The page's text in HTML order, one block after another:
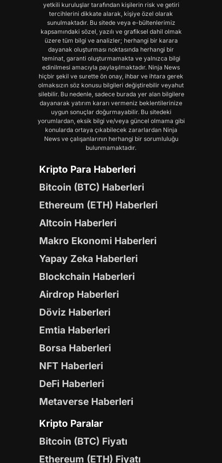
yetkili kuruluşlar tarafından kişilerin risk ve getiri
tercihlerini dikkate alarak, kişiye özel olarak
sunulmaktadır. Bu sitede veya e-bültenlerimiz
kapsamındaki sözel, yazılı ve grafiksel dahil olmak
üzere tüm bilgi ve analizler; herhangi bir karara
dayanak oluşturması noktasında herhangi bir
teminat, garanti oluşturmamakta ve yalnızca bilgi
edinilmesi amacıyla paylaşılmaktadır. Ninja News
hiçbir şekil ve surette ön onay, ihbar ve ihtara gerek
olmaksızın söz konusu bilgileri değiştirebilir veyahut
silebilir. Bu nedenle, sadece burada yer alan bilgilere
dayanarak yatırım kararı vermeniz beklentilerinize
uygun sonuçlar doğurmayabilir. Bu sitedeki
yorumlardan, eksik bilgi ve/veya güncel olmama gibi
konularda ortaya çıkabilecek zararlardan Ninja
News ve çalışanlarının herhangi bir sorumluluğu
bulunmamaktadır.
Kripto Para Haberleri
Bitcoin (BTC) Haberleri
Ethereum (ETH) Haberleri
Altcoin Haberleri
Makro Ekonomi Haberleri
Yapay Zeka Haberleri
Blockchain Haberleri
Airdrop Haberleri
Döviz Haberleri
Emtia Haberleri
Borsa Haberleri
NFT Haberleri
DeFi Haberleri
Metaverse Haberleri
Kripto Paralar
Bitcoin (BTC) Fiyatı
Ethereum (ETH) Fiyatı